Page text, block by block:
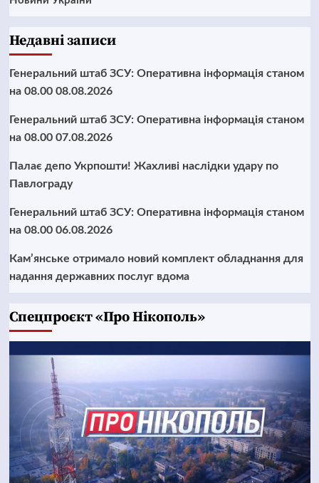
Недавні записи
Генеральний штаб ЗСУ: Оперативна інформація станом
на 08.00 08.08.2026
Генеральний штаб ЗСУ: Оперативна інформація станом
на 08.00 07.08.2026
Палає депо Укрпошти! Жахливі наслідки удару по
Павлограду
Генеральний штаб ЗСУ: Оперативна інформація станом
на 08.00 06.08.2026
Кам’янське отримало новий комплект обладнання для
надання державних послуг вдома
Cпецпроєкт «Про Нікополь»